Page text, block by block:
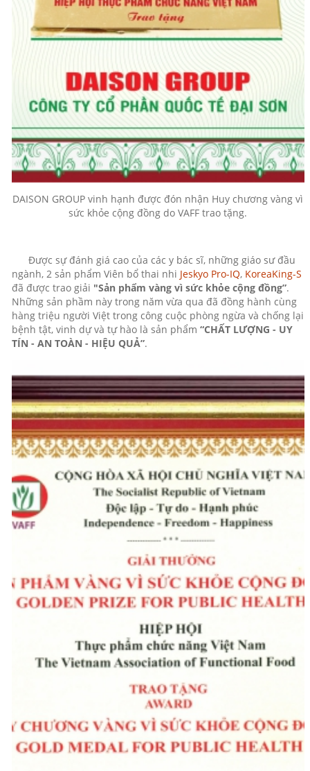
DAISON GROUP vinh hạnh được đón nhận Huy chương vàng vì
sức khỏe cộng đồng do VAFF trao tặng.
Được sự đánh giá cao của các y bác sĩ, những giáo sư đầu
ngành, 2 sản phẩm Viên bổ thai nhi Jeskyo Pro-IQ, KoreaKing-S
đã được trao giải "Sản phẩm vàng vì sức khỏe cộng đồng”.
Những sản phầm này trong năm vừa qua đã đồng hành cùng
hàng triệu người Việt trong công cuộc phòng ngừa và chống lại
bệnh tật, vinh dự và tự hào là sản phẩm “CHẤT LƯỢNG - UY
TÍN - AN TOÀN - HIỆU QUẢ”.